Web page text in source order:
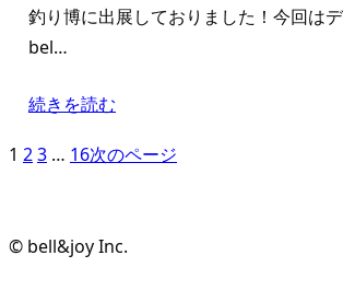
釣り博に出展しておりました！今回は
bel…
続きを読む
1 23 … 16次のページ
© bell&joy Inc.